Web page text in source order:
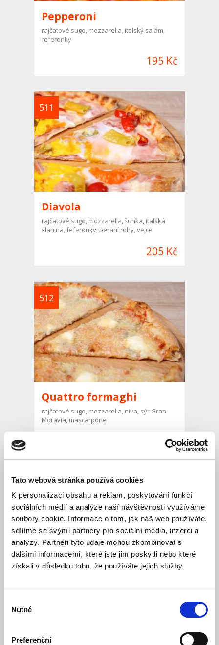
Tato webová stránka používá cookies
K personalizaci obsahu a reklam, poskytování funkcí
sociálních médií a analýze naší návštěvnosti využíváme
soubory cookie. Informace o tom, jak náš web používáte,
sdílíme se svými partnery pro sociální média, inzerci a
analýzy. Partneři tyto údaje mohou zkombinovat s
dalšími informacemi, které jste jim poskytli nebo které
získali v důsledku toho, že používáte jejich služby.
souhlasu
Nutné
Preferenční
Pepperoni
rajčatové sugo, mozzarella, italský salám,
feferonky
195 Kč
511
Diavola
rajčatové sugo, mozzarella, šunka, italská
slanina, feferonky, beraní rohy, vejce
205 Kč
512
Quattro formaghi
rajčatové sugo, mozzarella, niva, sýr Gran
Moravia, mascarpone
205 Kč
Quattro formaghi crema